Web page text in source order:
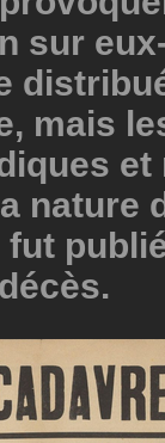
sur
mais
et
nature